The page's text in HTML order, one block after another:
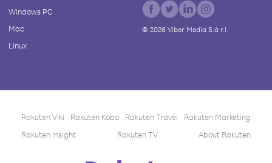
Windows PC
Mac
Linux
© 2026Viber Media S.à r.l.
Rakuten Viki Rakuten Kobo Rakuten Travel
Rakuten Marketing
Rakuten Insight
Rakuten TV About Rakuten